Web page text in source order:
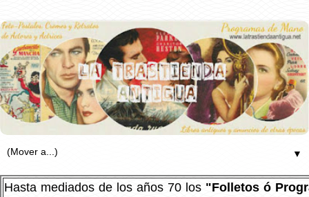
▼
Hasta mediados de los años 70 los "Folletos ó